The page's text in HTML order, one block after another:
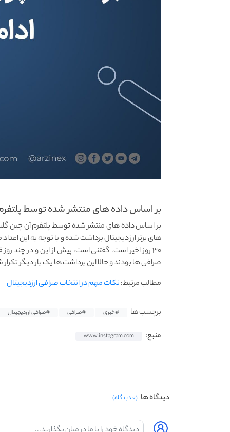
بر اساس داده های منتشر شده توسط
های برتر ارز دیجیتال برداشت شده و با توجه به این
صرافی ها بودند و حالا این برداشت ها یک بار دیگر
مطالب مرتبط:نکات مهم در انتخاب صرافی ارزدیجیتال
برچسب ها #خبری #صرافی #صرافی ارزدیجیتال
منبع: www.instagram.com
دیدگاه ها (۰ دیدگاه)